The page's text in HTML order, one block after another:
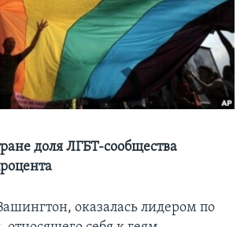
доля ЛГБТ-сообщества
оказалась лидером по